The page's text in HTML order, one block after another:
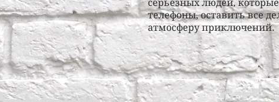
серьезных людей,
телефоны, оставить все
атмосферу приключений.